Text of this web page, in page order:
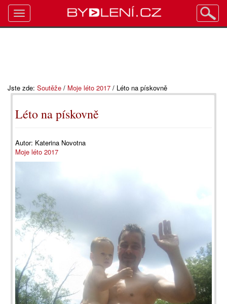
Jste zde: Soutěže / Moje léto 2017 / Léto na pískovně
Léto na pískovně
Autor: Katerina Novotna
Moje léto 2017
Toggle
navigation